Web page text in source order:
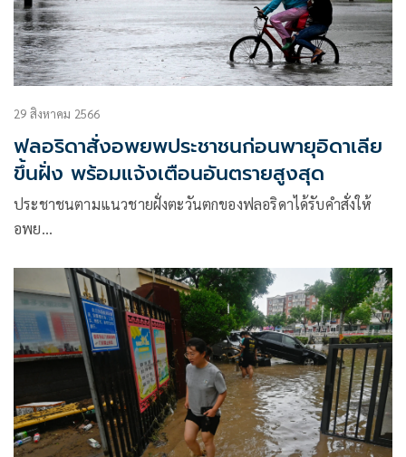
29 สิงหาคม 2566
ฟลอริดาสั่งอพยพประชาชนก่อนพายุอิดาเลีย
ขึ้นฝั่ง พร้อมแจ้งเตือนอันตรายสูงสุด
ประชาชนตามแนวชายฝั่งตะวันตกของฟลอริดาได้รับคำสั่งให้
อพย…